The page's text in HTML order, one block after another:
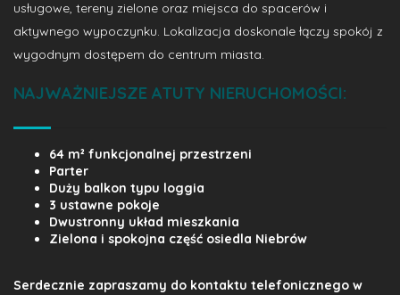
usługowe, tereny zielone oraz miejsca do spacerów i
aktywnego wypoczynku. Lokalizacja doskonale łączy spokój z
wygodnym dostępem do centrum miasta.
NAJWAŻNIEJSZE ATUTY NIERUCHOMOŚCI:
64 m² funkcjonalnej przestrzeni
Parter
Duży balkon typu loggia
3 ustawne pokoje
Dwustronny układ mieszkania
Zielona i spokojna część osiedla Niebrów
Serdecznie zapraszamy do kontaktu telefonicznego w